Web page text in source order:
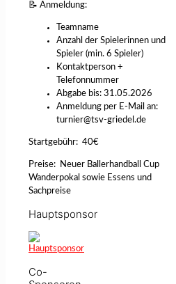
📝 Anmeldung:
Teamname
Anzahl der Spielerinnen und
Spieler (min. 6 Spieler)
Kontaktperson +
Telefonnummer
Abgabe bis: 31.05.2026
Anmeldung per E-Mail an:
turnier@tsv-griedel.de
Startgebühr: 40€
Preise: Neuer Ballerhandball Cup
Wanderpokal sowie Essens und
Sachpreise
Hauptsponsor
Co-